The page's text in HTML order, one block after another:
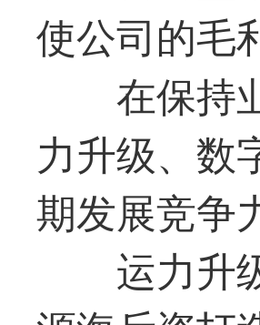
使公司的毛
在保持
力升级、数
期发展竞争
运力升